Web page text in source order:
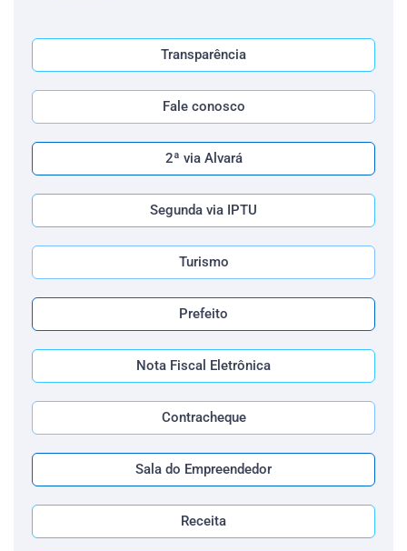
Transparência
Fale conosco
2ª via Alvará
Segunda via IPTU
Turismo
Prefeito
Nota Fiscal Eletrônica
Contracheque
Sala do Empreendedor
Receita